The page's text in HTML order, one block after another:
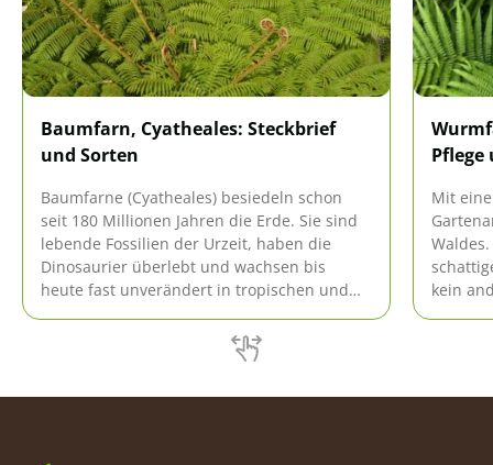
Baumfarn, Cyatheales: Steckbrief
und Sorten
Baumfarne (Cyatheales) besiedeln schon
seit 180 Millionen Jahren die Erde. Sie sind
lebende Fossilien der Urzeit, haben die
Dinosaurier überlebt und wachsen bis
heute fast unverändert in tropischen und
gewisse Anforderungen stellen, bescheren
sie dem ambitionierten Hobbygärtner eine
Pflege
Mit
kein